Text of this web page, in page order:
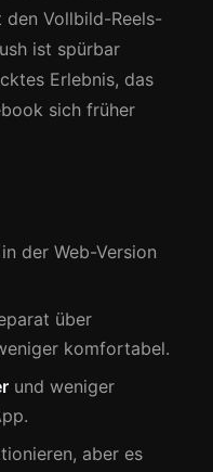
Vollbild-Reels-
ist spürbar
Erlebnis, das
sich früher
der Web-Version
über
komfortabel.
und weniger
aber es